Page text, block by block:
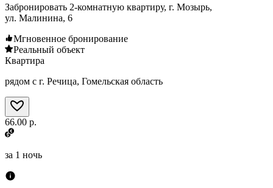
Забронировать 2-комнатную квартиру, г. Мозырь,
ул. Малинина, 6
Мгновенное бронирование
Реальный объект
Квартира
рядом с г. Речица, Гомельская область
66.00 р.
за 1 ночь